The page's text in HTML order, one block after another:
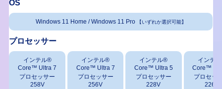
OS
Windows 11 Home / Windows 11 Pro 【いずれか選択可能】
プロセッサー
インテル®
Core™ Ultra 7
プロセッサー
258V
インテル®
Core™ Ultra 7
プロセッサー
256V
インテル®
Core™ Ultra 5
プロセッサー
228V
インテ
Core™
プロセッ
226V